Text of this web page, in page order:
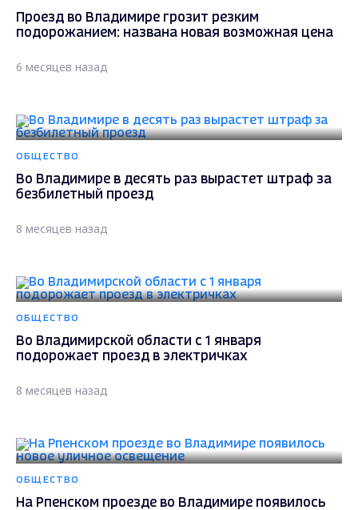
Проезд во Владимире грозит резким
подорожанием: названа новая возможная цена
6 месяцев назад
ОБЩЕСТВО
Во Владимире в десять раз вырастет штраф за
безбилетный проезд
8 месяцев назад
ОБЩЕСТВО
Во Владимирской области с 1 января
подорожает проезд в электричках
8 месяцев назад
ОБЩЕСТВО
На Рпенском проезде во Владимире появилось